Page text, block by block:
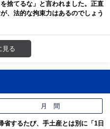
捨てるな」と言われました。正直
、法的な拘束力はあるのでしょう
見る
月 間
省するたび、手土産とは別に「1日